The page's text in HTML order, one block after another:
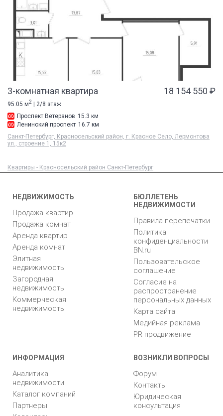
3-комнатная квартира 18 154 550 ₽
95.05 м2 | 2/8 этаж
Проспект Ветеранов 15.3 км
Ленинский проспект 16.7 км
Санкт-Петербург, Красносельский район, г. Красное Село, Лермонтова
ул., строение 1, 15к2
Квартиры - Красносельский район Санкт-Петербург
НЕДВИЖИМОСТЬ
Продажа квартир
Продажа комнат
Аренда квартир
Аренда комнат
Элитная
недвижимость
Загородная
недвижимость
Коммерческая
недвижимость
БЮЛЛЕТЕНЬ
НЕДВИЖИМОСТИ
Правила перепечатки
Политика
конфиденциальности
BN.ru
Пользовательское
соглашение
Согласие на
распространение
персональных данных
Карта сайта
Медийная реклама
PR продвижение
ИНФОРМАЦИЯ
Аналитика
недвижимости
Каталог компаний
Партнеры
ВОЗНИКЛИ ВОПРОСЫ
Форум
Контакты
Юридическая
консультация